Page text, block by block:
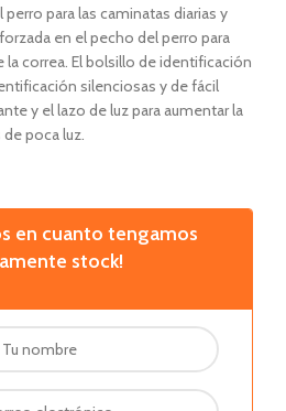
para las caminatas diarias y
en el pecho del perro para
la correa. El bolsillo de identificación
silenciosas y de fácil
y el lazo de luz para aumentar la
poca luz.
en cuanto tengamos
stock!